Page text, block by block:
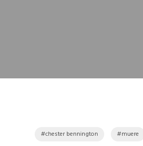
chester bennington muere